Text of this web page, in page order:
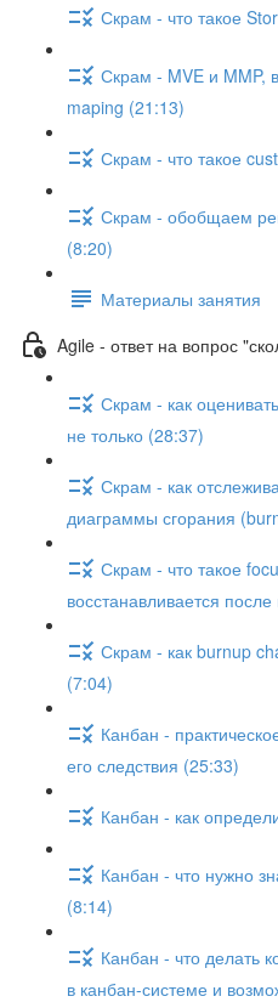
Скрам - что такое
Скрам - MVE и MMP,
maping (21:13)
Скрам - что такое
Скрам - обобщаем
(8:20)
Материалы занятия
Agile - ответ на вопрос
Скрам - как
не только (28:37)
Скрам - как
диаграммы сгорания
Скрам - что такое
восстанавливается
Скрам - как burnup
(7:04)
Канбан -
его следствия (25:33)
Канбан - как
Канбан - что нужно
(8:14)
Канбан - что делать
в канбан-системе и